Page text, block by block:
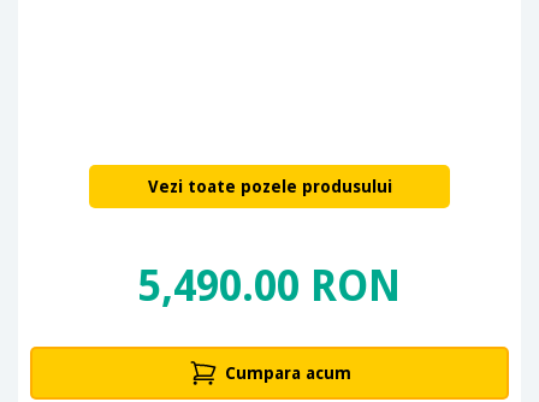
Vezi toate pozele produsului
5,490.00 RON
Cumpara acum